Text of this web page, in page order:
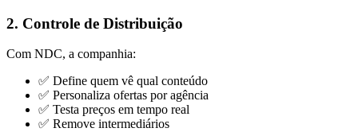
2. Controle de Distribuição
Com NDC, a companhia:
✅ Define quem vê qual conteúdo
✅ Personaliza ofertas por agência
✅ Testa preços em tempo real
✅ Remove intermediários